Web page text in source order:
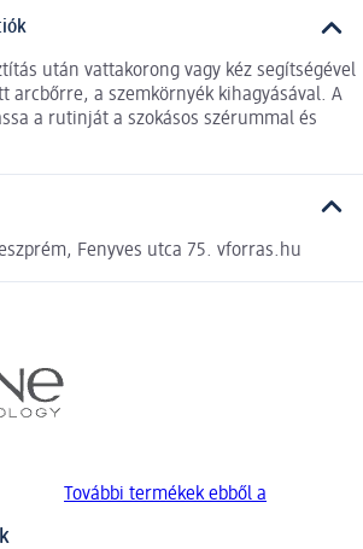
után vattakorong vagy kéz segítségével
arcbőrre, a szemkörnyék kihagyásával. A
a rutinját a szokásos szérummal és
Fenyves utca 75. vforras.hu
További termékek ebből a